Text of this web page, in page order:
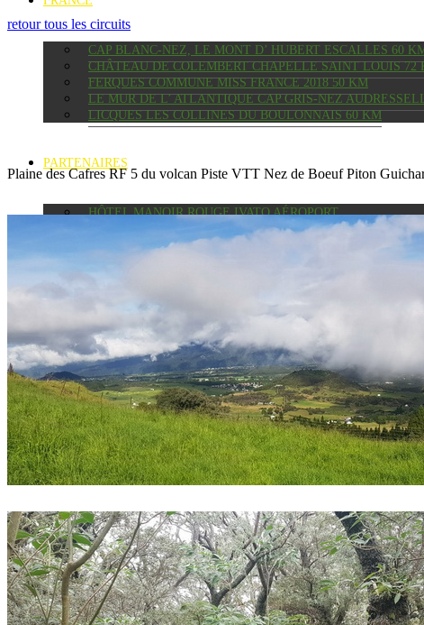
CAP BLANC-NEZ, LE MONT D’ HUBERT ESCALLES 60
CHÂTEAU DE COLEMBERT CHAPELLE SAINT LOUIS 72
FERQUES COMMUNE MISS FRANCE 2018 50 KM
LE MUR DE L’ ATLANTIQUE CAP GRIS-NEZ
LICQUES LES COLLINES DU BOULONNAIS 60 KM
PARTENAIRES
HÔTEL MANOIR ROUGE IVATO AÉROPORT
COLOCATION LA CASE PETITE ÎLE
LOCATION VTT
retour tous les circuits
Plaine des Cafres RF 5 du volcan Piste VTT Nez de Boeuf Piton